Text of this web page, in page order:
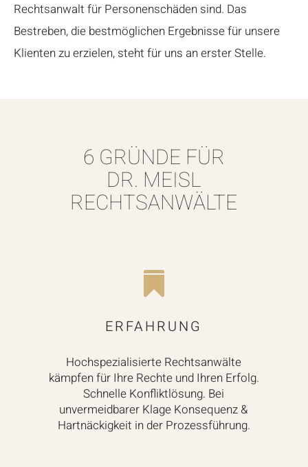
Rechtsanwalt für Personenschäden sind. Das
Bestreben, die bestmöglichen Ergebnisse für unsere
Klienten zu erzielen, steht für uns an erster Stelle.
6 GRÜNDE FÜR
DR. MEISL
RECHTSANWÄLTE

ERFAHRUNG
Hochspezialisierte Rechtsanwälte
kämpfen für Ihre Rechte und Ihren Erfolg.
Schnelle Konfliktlösung. Bei
unvermeidbarer Klage Konsequenz &
Hartnäckigkeit in der Prozessführung.